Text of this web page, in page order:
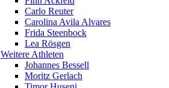
Carlo Reuter
Carolina Avila Alvares
Frida Steenbock
Lea Rösgen
Weitere Athleten
Johannes Bessell
Moritz Gerlach